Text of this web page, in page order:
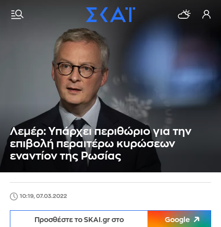
Λεμέρ: Υπάρχει περιθώριο για την
επιβολή περαιτέρω κυρώσεων
εναντίον της Ρωσίας
10:19, 07.03.2022
Προσθέστε το SKAI.gr στο Google